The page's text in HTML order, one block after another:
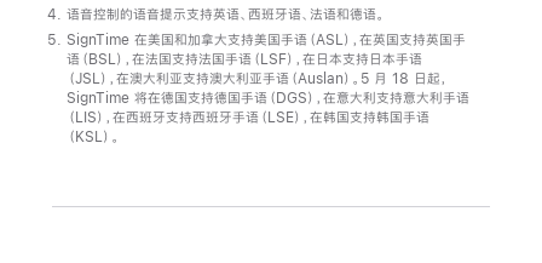
以
及
Live
Speech、
与
语音控制的语音提示支持英语、西班牙语、法语和德语。
SignTime 在美国和加拿大支持美国手语（ASL），在英国支持英国手
语（BSL），在法国支持法国手语（LSF），在日本支持日本手语
（JSL），在澳大利亚支持澳大利亚手语（Auslan）。5 月 18 日起，
SignTime 将在德国支持德国手语（DGS），在意大利支持意大利手语
（LIS），在西班牙支持西班牙手语（LSE），在韩国支持韩国手语
（KSL）。